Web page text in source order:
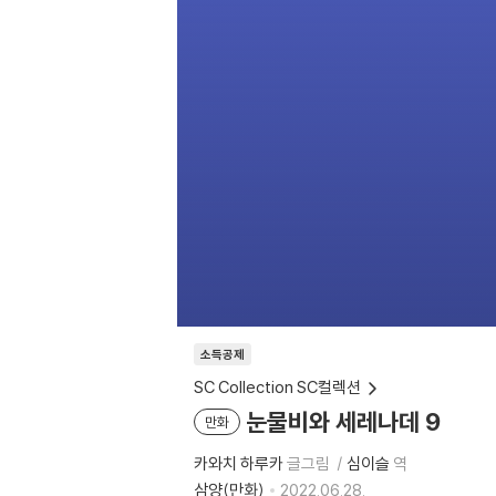
소득공제
SC Collection SC컬렉션
만화 눈물비와 세레나데 9
카와치 하루카글그림 심이슬 역
삼양(만화)
2022.06.28.